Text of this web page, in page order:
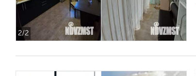
2/2